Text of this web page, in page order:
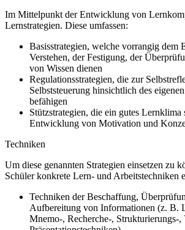
Im Mittelpunkt der Entwicklung von
Lernstrategien. Diese umfassen:
Basisstrategien, welche vorrangig dem
Verstehen, der Festigung, der
von Wissen dienen
Regulationsstrategien, die zur
Selbststeuerung hinsichtlich des
befähigen
Stützstrategien, die ein gutes Lernklima
Entwicklung von Motivation und
Techniken
Um diese genannten Strategien einsetzen zu
Schüler konkrete Lern- und Arbeitstechniken
Techniken der Beschaffung,
Aufbereitung von Informationen (z. B.
Mnemo-, Recherche-, Strukturierungs-,